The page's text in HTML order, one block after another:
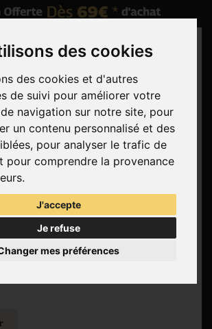
des cookies
des cookies et d'autres
de suivi pour améliorer votre
navigation sur notre site, pour
un contenu personnalisé et des
pour analyser le trafic de
pour comprendre la provenance
J'accepte
Je refuse
mes préférences